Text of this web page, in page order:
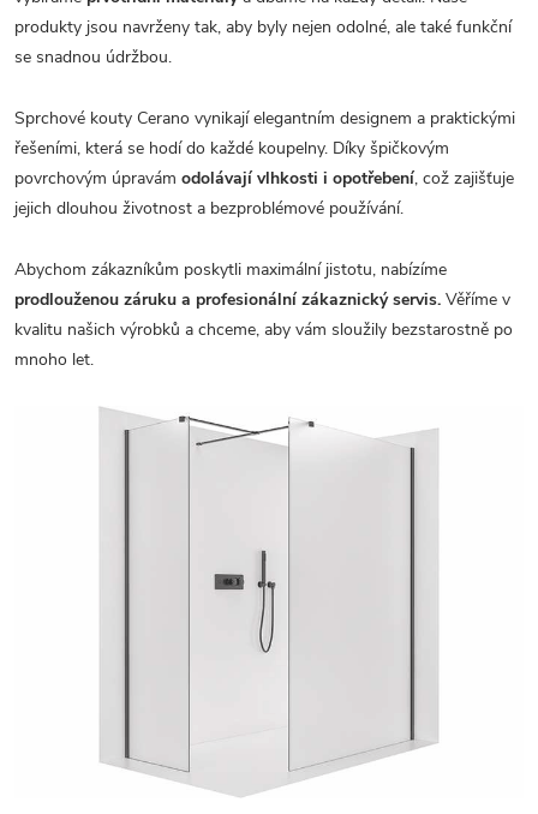
produkty jsou navrženy tak, aby byly nejen odolné, ale také funkční
se snadnou údržbou.
Sprchové kouty Cerano vynikají elegantním designem a praktickými
řešeními, která se hodí do každé koupelny. Díky špičkovým
povrchovým úpravám odolávají vlhkosti i opotřebení, což zajišťuje
jejich dlouhou životnost a bezproblémové používání.
Abychom zákazníkům poskytli maximální jistotu, nabízíme
prodlouženou záruku a profesionální zákaznický servis. Věříme v
kvalitu našich výrobků a chceme, aby vám sloužily bezstarostně po
mnoho let.